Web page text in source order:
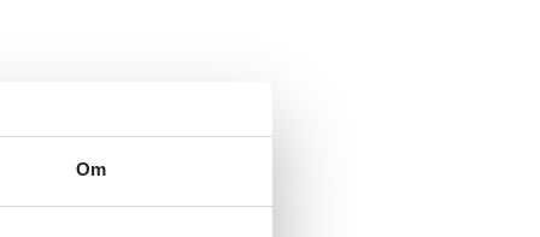
Om
og -forebygging